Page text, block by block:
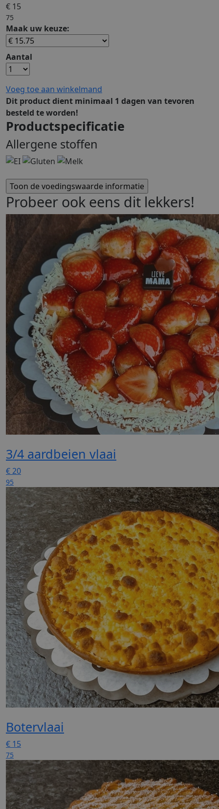
€ 15
75
Maak uw keuze:
Aantal
Voeg toe aan winkelmand
Dit product dient minimaal 1 dagen van tevoren
besteld te worden!
Productspecificatie
Allergene stoffen
Probeer ook eens dit lekkers!
3/4 aardbeien vlaai
€20
95
Botervlaai
€ 15
75